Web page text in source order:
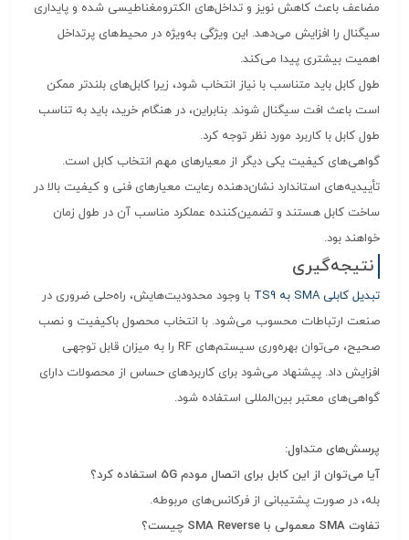
مضاعف باعث کاهش نویز و تداخل‌های الکترومغناطیسی شده و پایداری
سیگنال را افزایش می‌دهد. این ویژگی به‌ویژه در محیط‌های پرتداخل
اهمیت بیشتری پیدا می‌کند.
طول کابل باید متناسب با نیاز انتخاب شود، زیرا کابل‌های بلندتر ممکن
است باعث افت سیگنال شوند. بنابراین، در هنگام خرید، باید به تناسب
طول کابل با کاربرد مورد نظر توجه کرد.
گواهی‌های کیفیت یکی دیگر از معیارهای مهم انتخاب کابل است.
تأییدیه‌های استاندارد نشان‌دهنده رعایت معیارهای فنی و کیفیت بالا در
ساخت کابل هستند و تضمین‌کننده عملکرد مناسب آن در طول زمان
خواهند بود.
نتیجه‌گیری
تبدیل کابلی SMA به TS9
با وجود محدودیت‌هایش، راه‌حلی ضروری در
صنعت ارتباطات محسوب می‌شود. با انتخاب محصول باکیفیت و نصب
صحیح، می‌توان بهره‌وری سیستم‌های RF را به میزان قابل توجهی
افزایش داد. پیشنهاد می‌شود برای کاربردهای حساس از محصولات دارای
گواهی‌های معتبر بین‌المللی استفاده شود.
پرسش‌های متداول:
آیا می‌توان از این کابل برای اتصال مودم 5G استفاده کرد؟
بله، در صورت پشتیبانی از فرکانس‌های مربوطه.
تفاوت SMA معمولی با SMA Reverse چیست؟